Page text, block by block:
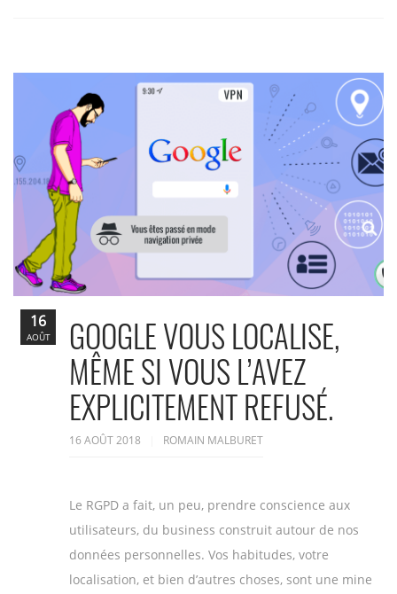
GOOGLE VOUS LOCALISE,
MÊME SI VOUS L’AVEZ
EXPLICITEMENT REFUSÉ.
16 AOÛT 2018 ROMAIN MALBURET
Le RGPD a fait, un peu, prendre conscience aux
utilisateurs, du business construit autour de nos
données personnelles. Vos habitudes, votre
localisation, et bien d’autres choses, sont une mine
16
AOÛT